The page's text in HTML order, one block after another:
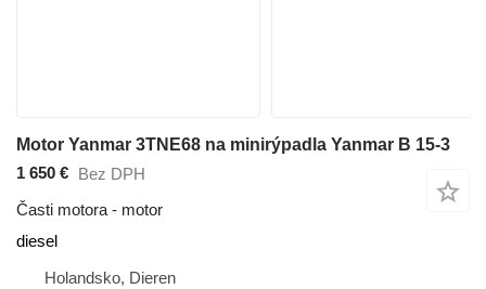
Motor Yanmar 3TNE68 na minirýpadla Yanmar B 15-3
1 650 € Bez DPH
Časti motora - motor
diesel
Holandsko, Dieren